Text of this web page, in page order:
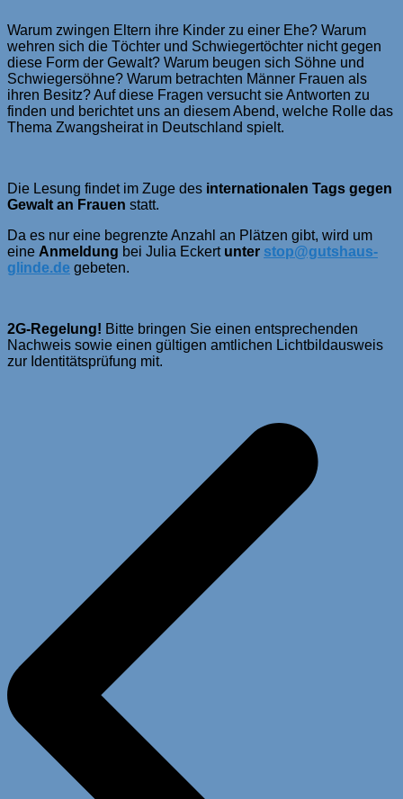
Warum zwingen Eltern ihre Kinder zu einer Ehe? Warum
wehren sich die Töchter und Schwiegertöchter nicht gegen
diese Form der Gewalt? Warum beugen sich Söhne und
Schwiegersöhne? Warum betrachten Männer Frauen als
ihren Besitz? Auf diese Fragen versucht sie Antworten zu
finden und berichtet uns an diesem Abend, welche Rolle das
Thema Zwangsheirat in Deutschland spielt.
Die Lesung findet im Zuge des internationalen Tags gegen
Gewalt an Frauen statt.
Da es nur eine begrenzte Anzahl an Plätzen gibt, wird um
eine Anmeldung bei Julia Eckert unter stop@gutshaus-
glinde.de gebeten.
2G-Regelung! Bitte bringen Sie einen entsprechenden
Nachweis sowie einen gültigen amtlichen Lichtbildausweis
zur Identitätsprüfung mit.